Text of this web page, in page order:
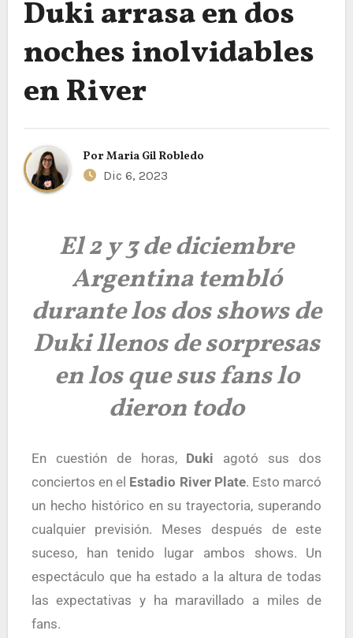
Duki arrasa en dos
noches inolvidables
en River
Por Maria Gil Robledo
Dic 6, 2023
El 2 y 3 de diciembre
Argentina tembló
durante los dos shows de
Duki llenos de sorpresas
en los que sus fans lo
dieron todo
En cuestión de horas, Duki agotó sus dos
conciertos en el Estadio River Plate. Esto marcó
un hecho histórico en su trayectoria, superando
cualquier previsión. Meses después de este
suceso, han tenido lugar ambos shows. Un
espectáculo que ha estado a la altura de todas
las expectativas y ha maravillado a miles de
fans.